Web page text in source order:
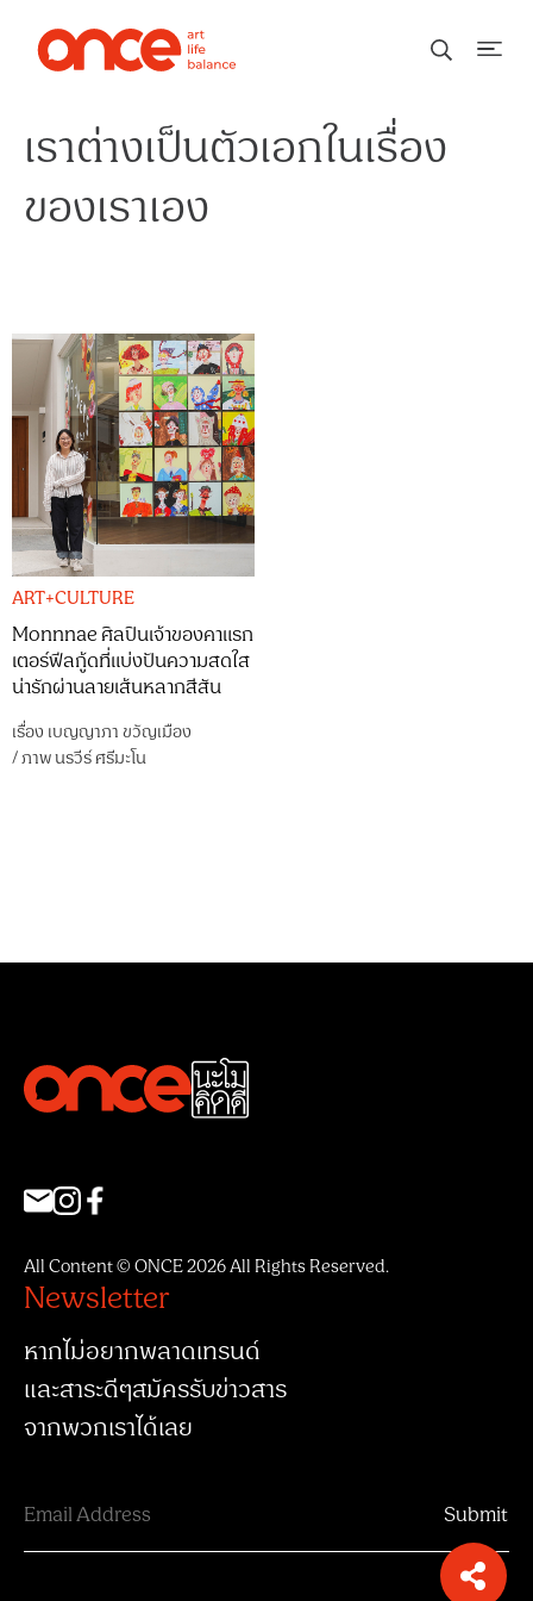
เราต่างเป็นตัวเอกในเรื่อง
ของเราเอง
ART+CULTURE
Monnnae ศิลปินเจ้าของคาแรก
เตอร์ฟีลกู้ดที่แบ่งปันความสดใส
น่ารักผ่านลายเส้นหลากสีสัน
เรื่อง เบญญาภา ขวัญเมือง
/ภาพนรวีร์ ศรีมะโน
All Content © ONCE 2026 All Rights Reserved.
Newsletter
หากไม่อยากพลาดเทรนด์
และสาระดีๆสมัครรับข่าวสาร
จากพวกเราได้เลย